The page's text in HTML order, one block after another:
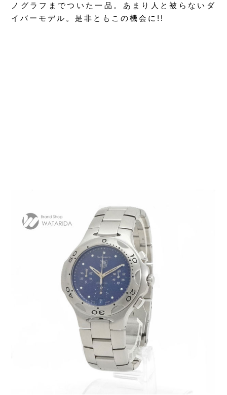
ノグラフまでついた一品。あまり人と被らないダ
イバーモデル。是非ともこの機会に!!